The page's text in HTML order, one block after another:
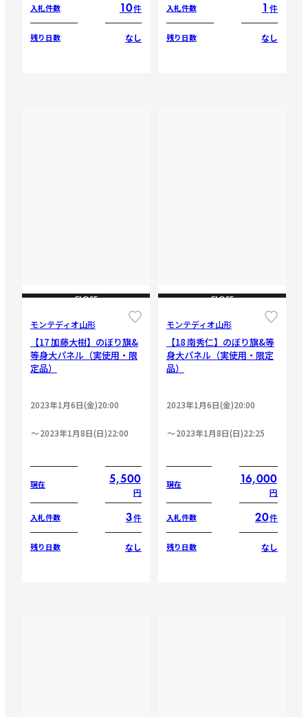
入札件数 10件
残り日数 なし
入札件数 1 件
残り日数 なし
CLOSE
モンテディオ山形
【17 加藤大樹】のぼり旗&
等身大パネル（実使用・限
定品）
2023年1月6日(金)20:00
2023年1月8日(日)22:00
現在 5,500
円
入札件数 3件
残り日数 なし
CLOSE
モンテディオ山形
【18 南秀仁】のぼり旗&等
身大パネル（実使用・限定
品）
2023年1月6日(金)20:00
2023年1月8日(日)22:25
現在 16,000
円
入札件数 20件
残り日数 なし